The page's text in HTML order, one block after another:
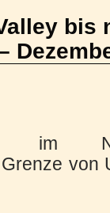
bis
im
von